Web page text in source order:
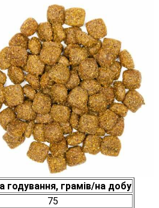
годування, грамів/на добу
75